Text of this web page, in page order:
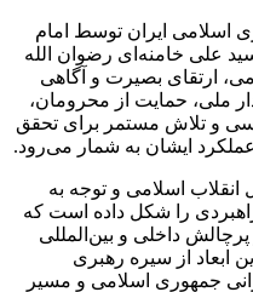
اسلامی ایران توسط امام
علی خامنه‌ای رضوان الله
ارتقای بصیرت و آگاهی
ملی، حمایت از محرومان،
و تلاش مستمر برای تحقق
ایشان به شمار می‌رود.
انقلاب اسلامی و توجه به
را شکل داده است که
داخلی و بین‌المللی
ابعاد از سیره رهبری
جمهوری اسلامی و مسیر